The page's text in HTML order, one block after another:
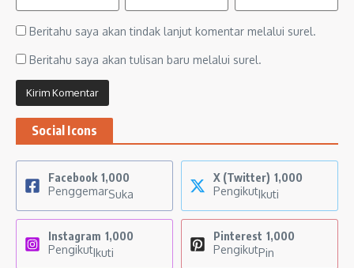
Beritahu saya akan tindak lanjut komentar melalui surel.
Beritahu saya akan tulisan baru melalui surel.
Social Icons
Facebook 1,000
PenggemarSuka
X (Twitter) 1,000
PengikutIkuti
Instagram 1,000
PengikutIkuti
Pinterest 1,000
PengikutPin